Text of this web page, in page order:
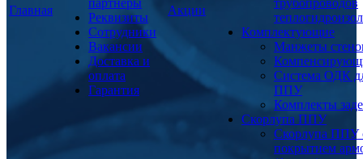
Главная
партнеры
Реквизиты
Сотрудники
Вакансии
Доставка и
оплата
Гарантия
Акции
трубопроводов
Комплектующие
Манжеты
Система ОДК
ППУ
Комплекты
Скорлупа ППУ
Скорлупа ППУ
покрытием